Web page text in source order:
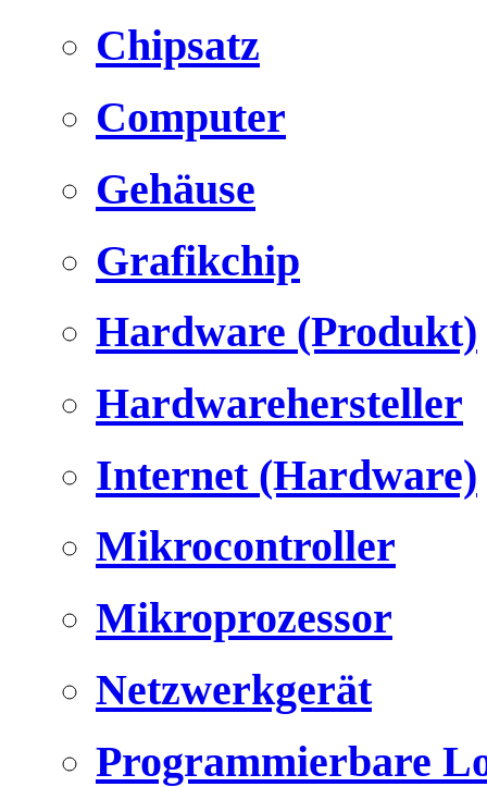
Chipsatz
Computer
Gehäuse
Grafikchip
Hardware (Produkt)
Hardwarehersteller
Internet (Hardware)
Mikrocontroller
Mikroprozessor
Netzwerkgerät
Programmierbare